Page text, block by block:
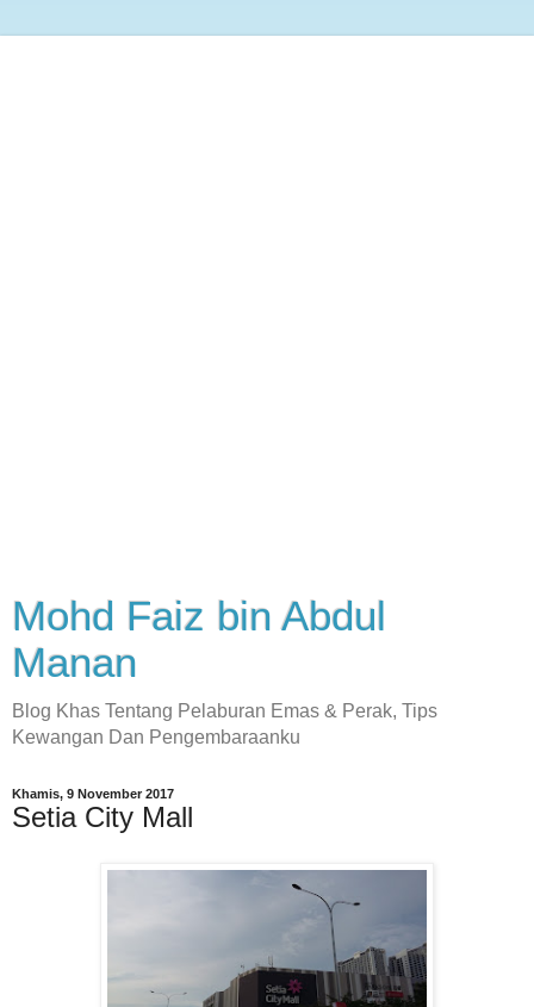
Mohd Faiz bin Abdul
Manan
Blog Khas Tentang Pelaburan Emas & Perak, Tips
Kewangan Dan Pengembaraanku
Khamis, 9 November 2017
Setia City Mall